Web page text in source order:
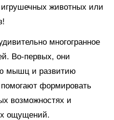
животных или
многогранное
Во-первых, они
мышц и развитию
формировать
возможностях и
ощущений.